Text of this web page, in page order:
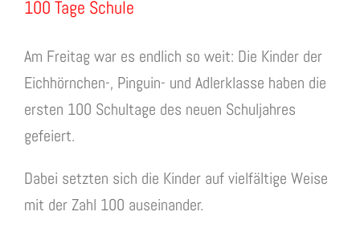
100 Tage Schule
Am Freitag war es endlich so weit: Die Kinder der
Eichhörnchen-, Pinguin- und Adlerklasse haben die
ersten 100 Schultage des neuen Schuljahres
gefeiert.
Dabei setzten sich die Kinder auf vielfältige Weise
mit der Zahl 100 auseinander.